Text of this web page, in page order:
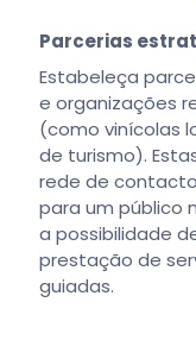
Parcerias
Estabeleça
e organizações
(como vinícolas
de turismo).
rede de
para um público
a possibilidade
prestação de
guiadas.